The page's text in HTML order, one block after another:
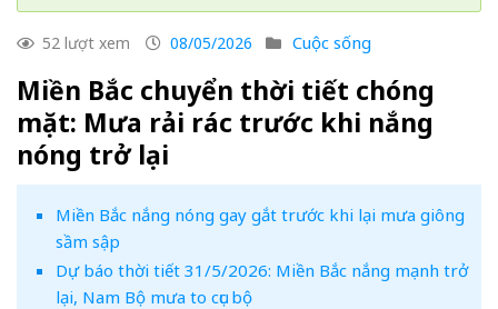
52 lượt xem 08/05/2026 Cuộc sống
Miền Bắc chuyển thời tiết chóng
mặt: Mưa rải rác trước khi nắng
nóng trở lại
Miền Bắc nắng nóng gay gắt trước khi lại mưa giông
sầm sập
Dự báo thời tiết 31/5/2026: Miền Bắc nắng mạnh trở
lại, Nam Bộ mưa to cục bộ